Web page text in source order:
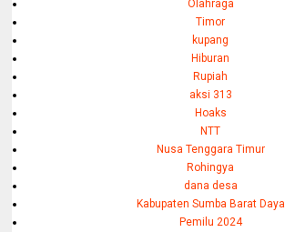
Olahraga
Timor
kupang
Hiburan
Rupiah
aksi 313
Hoaks
NTT
Nusa Tenggara Timur
Rohingya
dana desa
Kabupaten Sumba Barat Daya
Pemilu 2024